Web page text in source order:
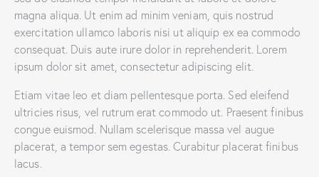
magna aliqua. Ut enim ad minim veniam, quis nostrud
exercitation ullamco laboris nisi ut aliquip ex ea commodo
consequat. Duis aute irure dolor in reprehenderit. Lorem
ipsum dolor sit amet, consectetur adipiscing elit.
Etiam vitae leo et diam pellentesque porta. Sed eleifend
ultricies risus, vel rutrum erat commodo ut. Praesent finibus
congue euismod. Nullam scelerisque massa vel augue
placerat, a tempor sem egestas. Curabitur placerat finibus
lacus.